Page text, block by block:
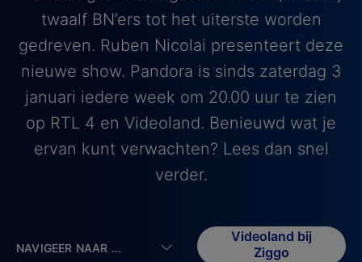
twaalf BN’ers tot het uiterste worden
gedreven. Ruben Nicolai presenteert deze
nieuwe show. Pandora is sinds zaterdag 3
januari iedere week om 20.00 uur te zien
op RTL 4 en Videoland. Benieuwd wat je
ervan kunt verwachten? Lees dan snel
verder.
NAVIGEER NAAR ...
Videoland bij
Ziggo